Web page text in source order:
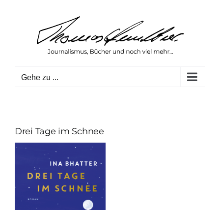
springen
Gehe zu ...
Drei Tage im Schnee